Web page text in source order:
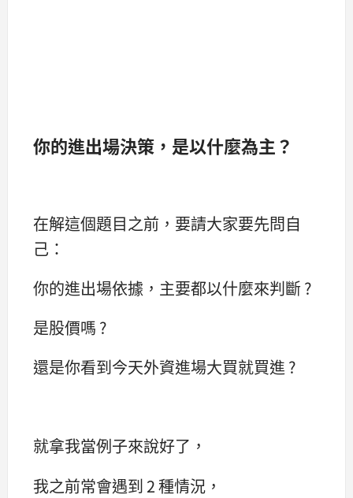
你的進出場決策，是以什麼為主？
在解這個題目之前，要請大家要先問自
己：
你的進出場依據，主要都以什麼來判斷 ?
是股價嗎 ?
還是你看到今天外資進場大買就買進 ?
就拿我當例子來說好了，
我之前常會遇到 2 種情況，